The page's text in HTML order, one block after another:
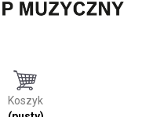
Koszyk